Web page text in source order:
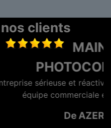
clients
dotée d'une bonne
et technique."